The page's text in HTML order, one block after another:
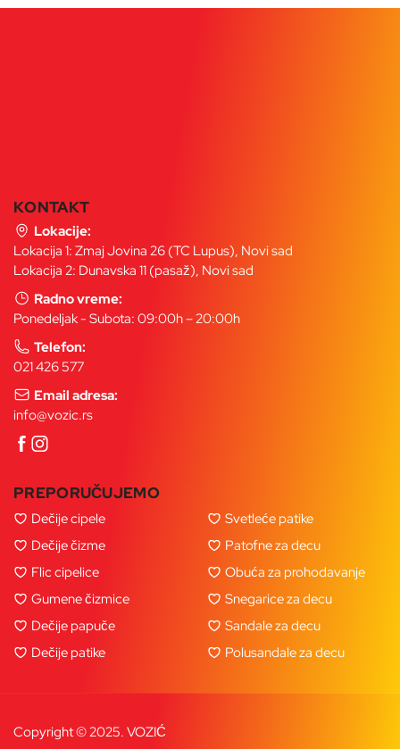
KONTAKT
Lokacije:
Lokacija 1: Zmaj Jovina 26 (TC Lupus), Novi sad
Lokacija 2: Dunavska 11 (pasaž), Novi sad
Radno vreme:
Ponedeljak - Subota: 09:00h – 20:00h
Telefon:
021 426 577
Email adresa:
info@vozic.rs
PREPORUČUJEMO
Dečije cipele
Dečije čizme
Flic cipelice
Gumene čizmice
Dečije papuče
Dečije patike
Svetleće patike
Patofne za decu
Obuća za prohodavanje
Snegarice za decu
Sandale za decu
Polusandale za decu
Copyright © 2025. VOZIĆ